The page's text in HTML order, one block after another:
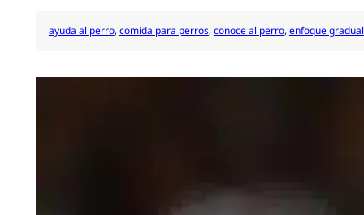
ayuda al perro, comida para perros, conoce al perro, enfoque gradual